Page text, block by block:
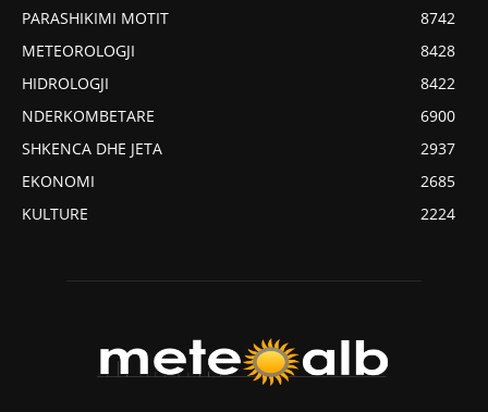
PARASHIKIMI MOTIT
8742
METEOROLOGJI
8428
HIDROLOGJI
8422
NDERKOMBETARE
6900
SHKENCA DHE JETA
2937
EKONOMI
2685
KULTURE
2224